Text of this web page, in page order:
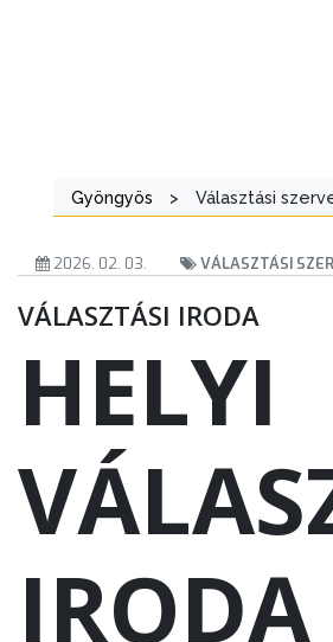
VÁROSHÁZA
AZ
ÖNKORMÁNYZAT
A
KÉPVISELŐ-
TESTÜLET
VÁROSRENDÉSZET
Gyöngyös > Választási
2026. 02. 03. VÁLASZTÁSI
VÁLASZTÁSI IRODA
HELYI
IRODA